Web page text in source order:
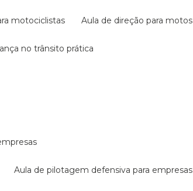
motociclistas aula de direção para motos
no trânsito prática
aula de pilotagem defensiva para empresas